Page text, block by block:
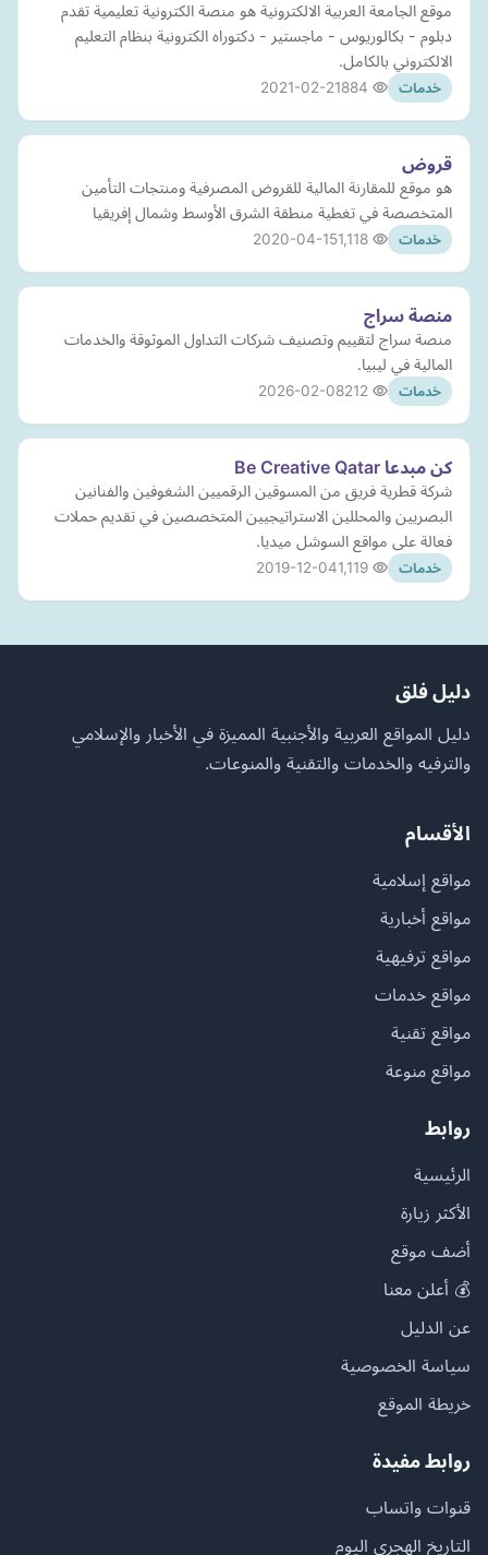
موقع الجامعة العربية الالكترونية هو منصة الكترونية تعليمية تقدم
دبلوم - بكالوريوس - ماجستير - دكتوراه الكترونية بنظام التعليم
الالكتروني بالكامل.
خدمات 2021-02-21
قروض
هو موقع للمقارنة المالية للقروض المصرفية ومنتجات التأمين
المتخصصة في تغطية منطقة الشرق الأوسط وشمال إفريقيا
خدمات 2020-04-15
منصة سراج
منصة سراج لتقييم وتصنيف شركات التداول الموثوقة والخدمات
المالية في ليبيا.
خدمات 2026-02-08
كن مبدعا Be Creative Qatar
شركة قطرية فريق من المسوقين الرقميين الشغوفين والفنانين
البصريين والمحللين الاستراتيجيين المتخصصين في تقديم حملات
فعالة على مواقع السوشل ميديا.
خدمات 2019-12-04
دليل فلق
دليل المواقع العربية والأجنبية المميزة في الأخبار والإسلامي
والترفيه والخدمات والتقنية والمنوعات.
الأقسام
مواقع إسلامية
مواقع أخبارية
مواقع ترفيهية
مواقع خدمات
مواقع تقنية
مواقع منوعة
روابط
الرئيسية
الأكثر زيارة
أضف موقع
💰 أعلن معنا
عن الدليل
سياسة الخصوصية
خريطة الموقع
روابط مفيدة
قنوات واتساب
التاريخ الهجري اليوم